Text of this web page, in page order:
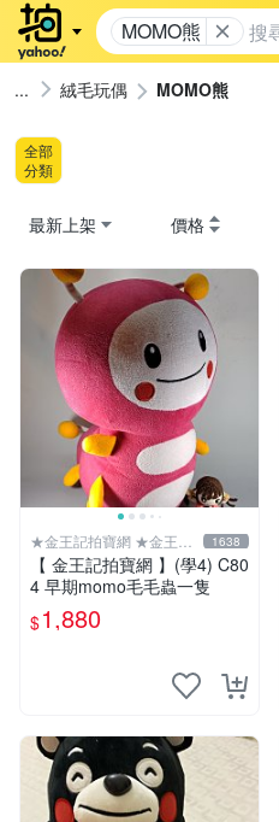
MOMO熊
絨毛玩偶 MOMO熊
全部
分類
最新上架 價格
★金王記拍寶網 ★金王記
拍寶趣
1638
【 金王記拍寶網 】(學4) C80
4 早期momo毛毛蟲一隻
$1,880